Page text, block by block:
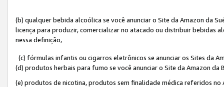
(b) qualquer bebida alcoólica se você anunciar o Site da Amazon da
licença para produzir, comercializar no atacado ou distribuir bebidas
nessa definição,
(c) fórmulas infantis ou cigarros eletrônicos se anunciar os Sites da
(d) produtos herbais para fumo se você anunciar o Site da Amazon da
(e) produtos de nicotina, produtos sem finalidade médica referidos no